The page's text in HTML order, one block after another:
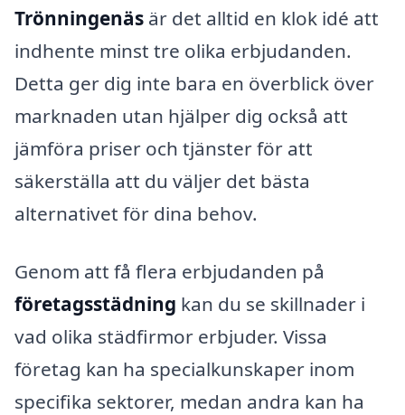
Trönningenäs är det alltid en klok idé att
indhente minst tre olika erbjudanden.
Detta ger dig inte bara en överblick över
marknaden utan hjälper dig också att
jämföra priser och tjänster för att
säkerställa att du väljer det bästa
alternativet för dina behov.
Genom att få flera erbjudanden på
företagsstädning kan du se skillnader i
vad olika städfirmor erbjuder. Vissa
företag kan ha specialkunskaper inom
specifika sektorer, medan andra kan ha